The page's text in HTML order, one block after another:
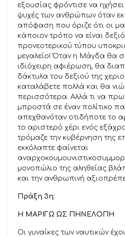
εξουσίας φρόντισε να
ψυχές των ανθρώπων όταν
απόφαση που όριζε ότι οι
κάποιον τρόπο να είναι
προνεοτερικού τύπου
μεγαλείο! Όταν η Μάγδα θα
ιδιόχειρη αφιέρωση, θα
δάκτυλα του δεξιού της
καταλάβετε πολλά και θα
περισσότερα. Αλλά τι να
μπροστά σε έναν πολίτικο
απεχθανόταν οτιδήποτε το
το αριστερό χέρι ενός
τρόμαζε την κυβέρνηση της
εκκόλαπτε φαίνεται
μονοπώλιο της αληθείας
και την ανθρωπινή
Πράξη 3η:
Η ΜΑΡΙΓΩ ΩΣ ΠΗΝΕΛΟΠΗ
Οι γυναίκες των ναυτικών